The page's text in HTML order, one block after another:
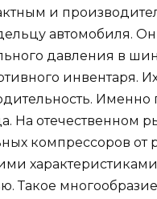
и
автомобиля.
давления в
инвентаря.
На отечественном
компрессоров
Такое